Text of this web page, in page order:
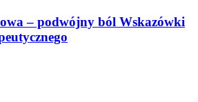
– podwójny ból Wskazówki